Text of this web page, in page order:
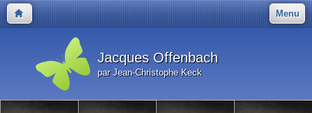
Menu
Jacques Offenbach
par Jean-Christophe Keck